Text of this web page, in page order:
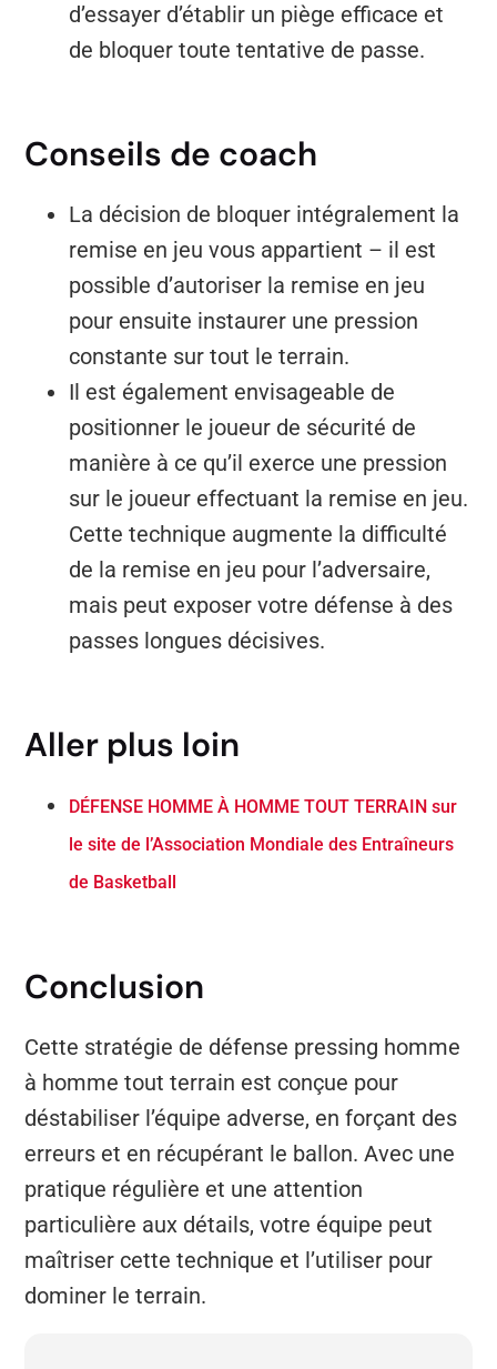
d’essayer d’établir un piège efficace et
de bloquer toute tentative de passe.
Conseils de coach
La décision de bloquer intégralement la
remise en jeu vous appartient – il est
possible d’autoriser la remise en jeu
pour ensuite instaurer une pression
constante sur tout le terrain.
Il est également envisageable de
positionner le joueur de sécurité de
manière à ce qu’il exerce une pression
sur le joueur effectuant la remise en jeu.
Cette technique augmente la difficulté
de la remise en jeu pour l’adversaire,
mais peut exposer votre défense à des
passes longues décisives.
Aller plus loin
DÉFENSE HOMME À HOMME TOUT TERRAIN sur
le site de l’Association Mondiale des Entraîneurs
de Basketball
Conclusion
Cette stratégie de défense pressing homme
à homme tout terrain est conçue pour
déstabiliser l’équipe adverse, en forçant des
erreurs et en récupérant le ballon. Avec une
pratique régulière et une attention
particulière aux détails, votre équipe peut
maîtriser cette technique et l’utiliser pour
dominer le terrain.